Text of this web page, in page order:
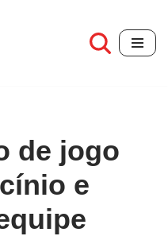
de jogo
e